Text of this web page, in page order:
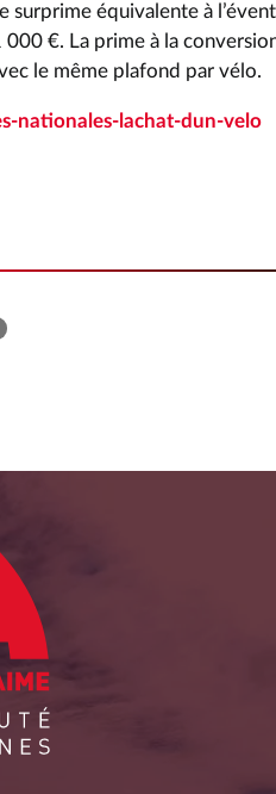
surprime équivalente à
€. La prime à la
le même plafond par vélo.
nationales-lachat-dun-velo